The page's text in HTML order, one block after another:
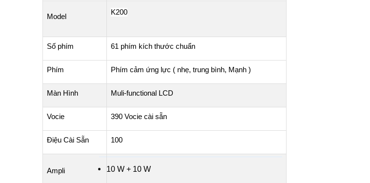
Model
K200
Số phím 61 phím kích thước chuẩn
Phím Phím cảm ứng lực ( nhẹ, trung bình, Mạnh )
Màn Hình Muli-functional LCD
Vocie 390 Vocie cài sẵn
Điệu Cài Sẵn 100
Ampli 10 W + 10 W